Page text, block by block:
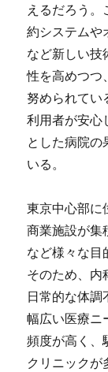
えるだろう
約システムや
など新しい技
性を高めつつ
努められてい
利用者が安心
とした病院の
いる。
東京中心部に
商業施設が集
など様々な目
そのため、内
日常的な体
幅広い医療ニ
頻度が高く、
クリニックが